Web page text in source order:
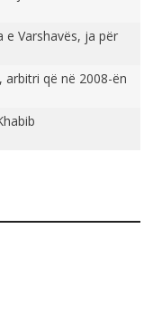
e Varshavës, ja për
arbitri që në 2008-ën